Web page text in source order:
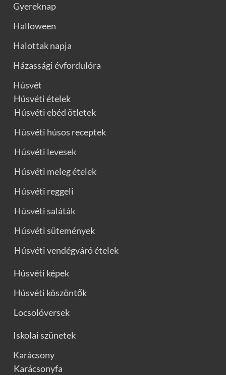
Gyereknap
Halloween
Halottak napja
Házassági évfordulóra
Húsvét
Húsvéti ételek
Húsvéti ebéd ötletek
Húsvéti húsos receptek
Húsvéti levesek
Húsvéti meleg ételek
Húsvéti reggeli
Húsvéti saláták
Húsvéti sütemények
Húsvéti vendégváró ételek
Húsvéti képek
Húsvéti köszöntők
Locsolóversek
Iskolai szünetek
Karácsony
Karácsonyfa